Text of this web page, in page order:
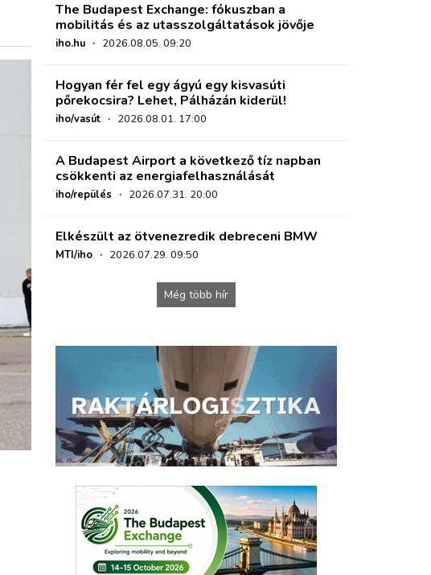
The Budapest Exchange: fókuszban a
mobilitás és az utasszolgáltatások jövője
iho.hu · 2026.08.05. 09:20
Hogyan fér fel egy ágyú egy kisvasúti
pőrekocsira? Lehet, Pálházán kiderül!
iho/vasút · 2026.08.01. 17:00
A Budapest Airport a következő tíz napban
csökkenti az energiafelhasználását
iho/repülés · 2026.07.31. 20:00
Elkészült az ötvenezredik debreceni BMW
MTI/iho · 2026.07.29. 09:50
Még több hír